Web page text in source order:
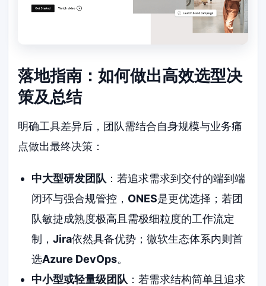
落地指南：如何做出高效选型决
策及总结
明确工具差异后，团队需结合自身规模与业务痛
点做出最终决策：
中大型研发团队 ：若追求需求到交付的端到端
闭环与强合规管控， ONES是更优选择；若团
队敏捷成熟度极高且需极细粒度的工作流定
制， Jira依然具备优势；微软生态体系内则首
选Azure DevOps。
中小型或轻量级团队 ：若需求结构简单且追求